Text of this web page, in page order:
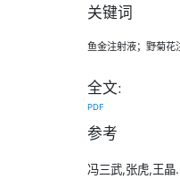
关键词
鱼金注射液；野菊花
全文:
PDF
参考
冯三武,张虎,王